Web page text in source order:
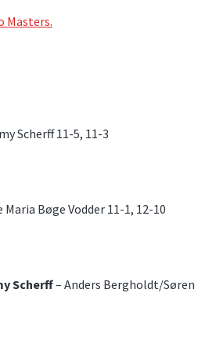
Masters.
Scherff 11-5, 11-3
Maria Bøge Vodder 11-1, 12-10
Scherff– Anders Bergholdt/Søren